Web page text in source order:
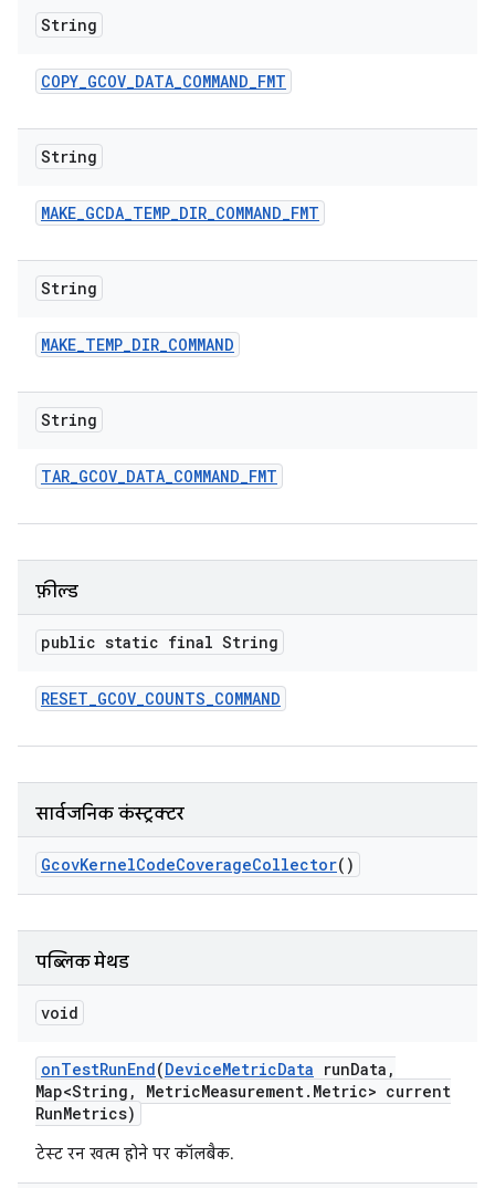
String
COPY_GCOV_DATA_COMMAND_FMT
String
MAKE_GCDA_TEMP_DIR_COMMAND_FMT
String
MAKE_TEMP_DIR_COMMAND
String
TAR_GCOV_DATA_COMMAND_FMT
फ़ील्ड
public static final String
RESET_GCOV_COUNTS_COMMAND
सार्वजनिक कंस्ट्रक्टर
GcovKernelCodeCoverageCollector()
पब्लिक मेथड
void
onTestRunEnd(DeviceMetricData runData ,
Map<String , MetricMeasurement. Metric> current
RunMetrics)
टेस्ट रन खत्म होने पर कॉलबैक.